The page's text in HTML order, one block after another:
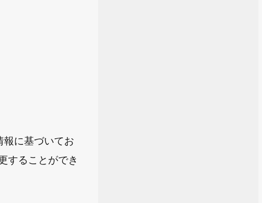
報に基づいてお
することができ